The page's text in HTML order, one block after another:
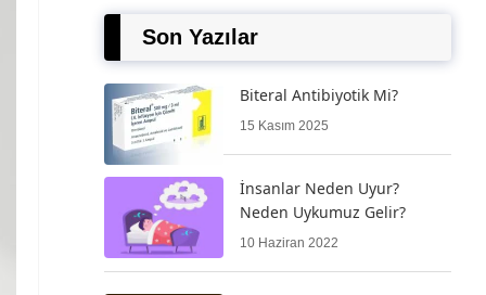
Son Yazılar
Biteral Antibiyotik Mi?
15 Kasım 2025
İnsanlar Neden Uyur?
Neden Uykumuz Gelir?
10 Haziran 2022